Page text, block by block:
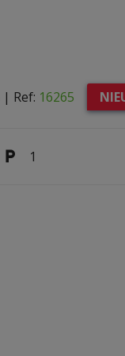
| Ref: 16265
1